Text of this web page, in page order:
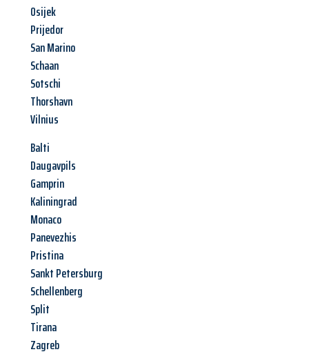
Osijek
Prijedor
San Marino
Schaan
Sotschi
Thorshavn
Vilnius
Balti
Daugavpils
Gamprin
Kaliningrad
Monaco
Panevezhis
Pristina
Sankt Petersburg
Schellenberg
Split
Tirana
Zagreb